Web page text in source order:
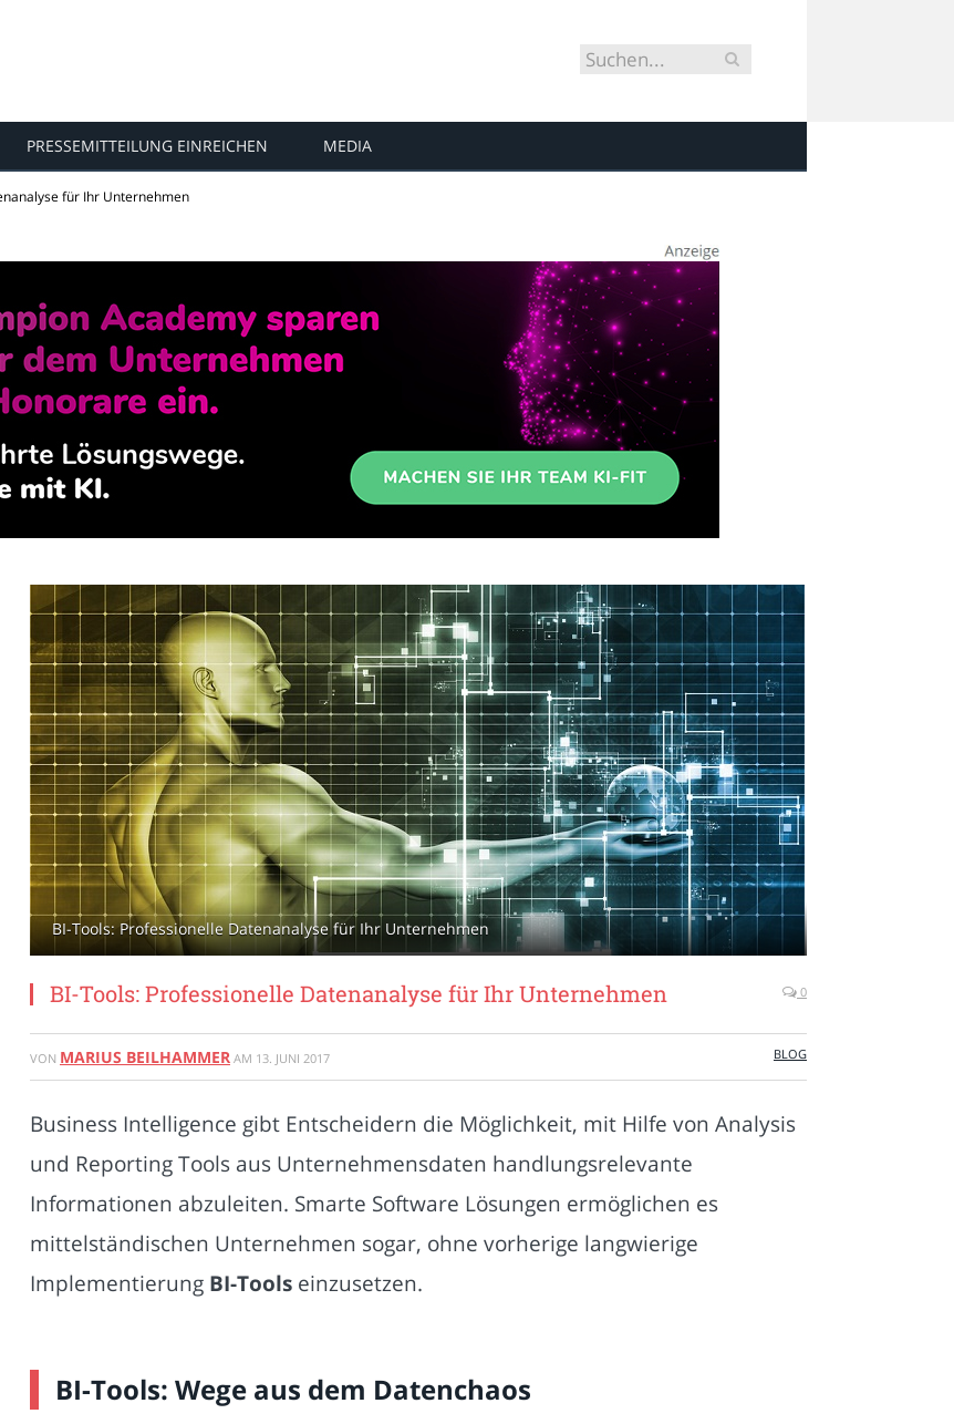
PRESSEMITTEILUNG EINREICHEN MEDIA
für Ihr Unternehmen
BI-Tools: Professionelle Datenanalyse für Ihr Unternehmen
BI-Tools: Professionelle Datenanalyse für Ihr Unternehmen 0
VON MARIUS BEILHAMMER AM 13. JUNI 2017 BLOG
Business Intelligence gibt Entscheidern die Möglichkeit, mit Hilfe von Analysis
und Reporting Tools aus Unternehmensdaten handlungsrelevante
Informationen abzuleiten. Smarte Software Lösungen ermöglichen es
mittelständischen Unternehmen sogar, ohne vorherige langwierige
Implementierung BI-Tools einzusetzen.
BI-Tools: Wege aus dem Datenchaos